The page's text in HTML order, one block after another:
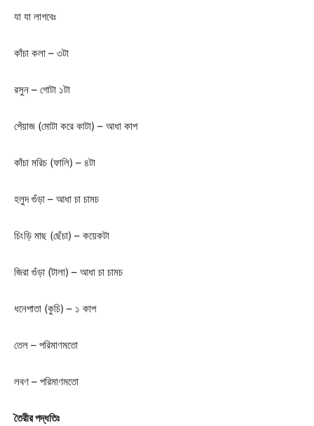
যা যা লাগবেঃ
কাঁচা কলা – ৩টা
রসুন – গোটা ১টা
পেঁয়াজ (মোটা করে কাটা) – আধা কাপ
কাঁচা মরিচ (ফালি) – ৪টা
হলুদ গুঁড়া – আধা চা চামচ
চিংড়ি মাছ (ছেঁচা) – কয়েকটা
জিরা গুঁড়া (টালা) – আধা চা চামচ
ধনেপাতা (কুচি) – ১ কাপ
তেল – পরিমাণমতো
লবণ – পরিমাণমতো
তৈরীর পদ্ধতিঃ